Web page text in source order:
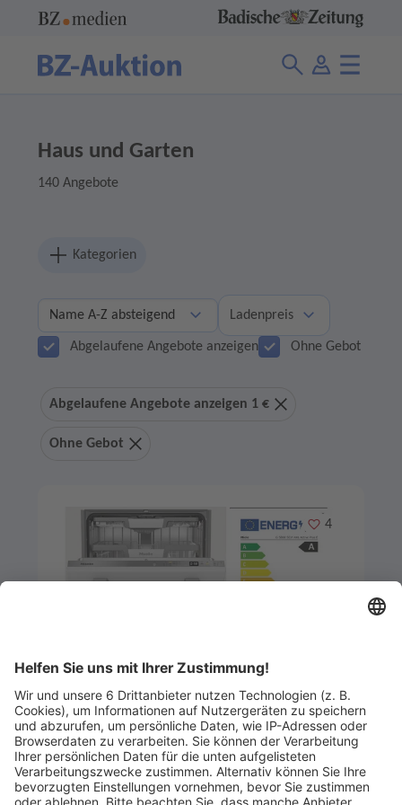
Haus und Garten
140 Angebote
Kategorien
Ladenpreis
Abgelaufene Angebote anzeigen Ohne Gebot
Abgelaufene Angebote anzeigen 1 €
Ohne Gebot
Merken
4
Artikel-ID: 3873 0
Miele Einbau-Geschirrspüler
G5868ScViXXLED
Küchen- und Badmöbelstudio Helde